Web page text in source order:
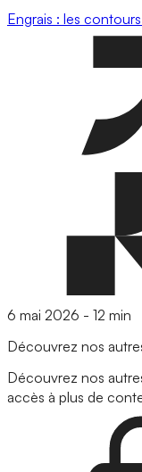
Engrais : les
6 mai 2026 - 12 min
Découvrez nos
Découvrez nos
accès à plus de